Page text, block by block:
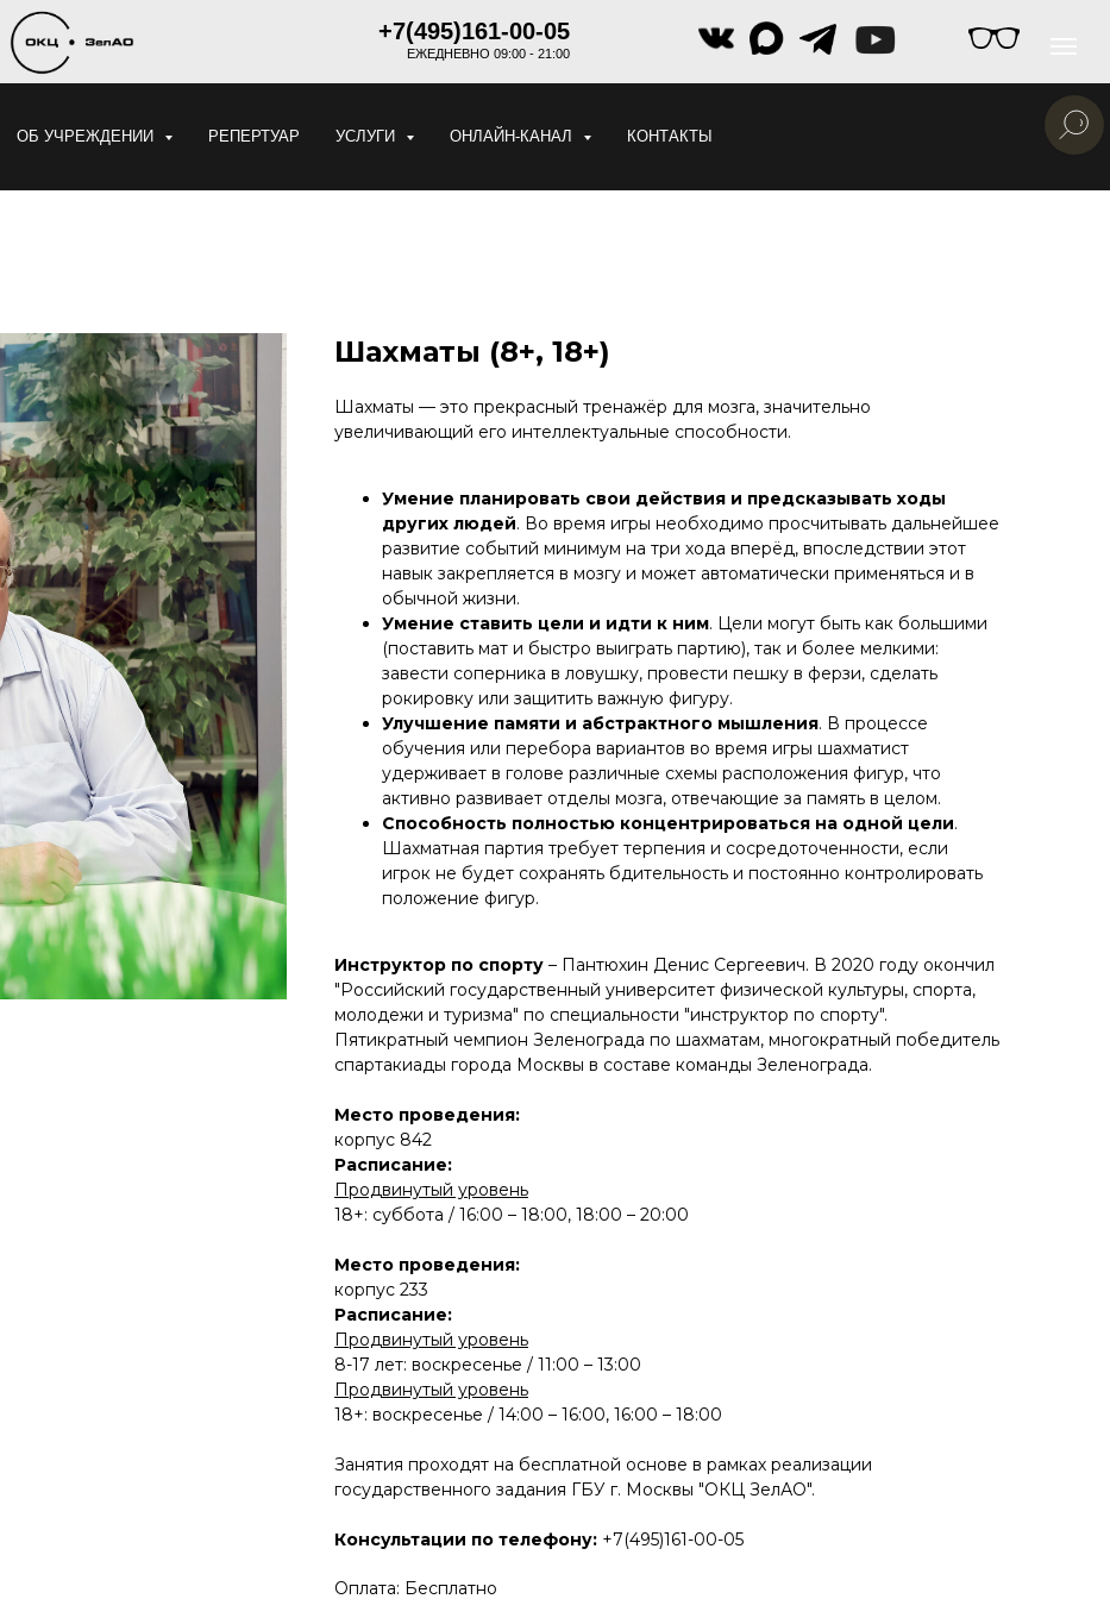
+7(495)161-00-05
ЕЖЕДНЕВНО 09:00 - 21:00
ОБ УЧРЕЖДЕНИИ РЕПЕРТУАР УСЛУГИ ОНЛАЙН-КАНАЛ КОНТАКТЫ
Шахматы (8+, 18+)
Шахматы — это прекрасный тренажёр для мозга, значительно
увеличивающий его интеллектуальные способности.
Умение планировать свои действия и предсказывать ходы
других людей. Во время игры необходимо просчитывать дальнейшее
развитие событий минимум на три хода вперёд, впоследствии этот
навык закрепляется в мозгу и может автоматически применяться и в
обычной жизни.
Умение ставить цели и идти к ним. Цели могут быть как большими
(поставить мат и быстро выиграть партию), так и более мелкими:
завести соперника в ловушку, провести пешку в ферзи, сделать
рокировку или защитить важную фигуру.
Улучшение памяти и абстрактного мышления. В процессе
обучения или перебора вариантов во время игры шахматист
удерживает в голове различные схемы расположения фигур, что
активно развивает отделы мозга, отвечающие за память в целом.
Способность полностью концентрироваться на одной цели.
Шахматная партия требует терпения и сосредоточенности, если
игрок не будет сохранять бдительность и постоянно контролировать
положение фигур.
Инструктор по спорту – Пантюхин Денис Сергеевич. В 2020 году окончил
"Российский государственный университет физической культуры, спорта,
молодежи и туризма" по специальности "инструктор по спорту".
Пятикратный чемпион Зеленограда по шахматам, многократный победитель
спартакиады города Москвы в составе команды Зеленограда.
Место проведения:
корпус 842
Расписание:
Продвинутый уровень
18+: суббота / 16:00 – 18:00, 18:00 – 20:00
Место проведения:
корпус 233
Расписание:
Продвинутый уровень
8-17 лет: воскресенье / 11:00 – 13:00
Продвинутый уровень
18+: воскресенье / 14:00 – 16:00, 16:00 – 18:00
Занятия проходят на бесплатной основе в рамках реализации
государственного задания ГБУ г. Москвы "ОКЦ ЗелАО".
Консультации по телефону: +7(495)161-00-05
Оплата: Бесплатно